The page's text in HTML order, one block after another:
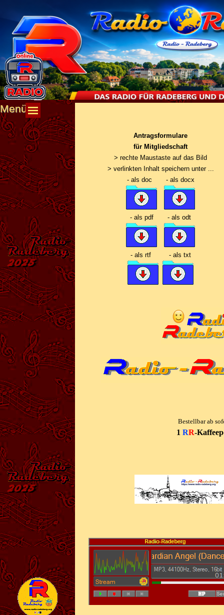
Menü Menü überspringen
Antragsformulare
für Mitgliedschaft
> rechte Maustaste auf das Bild
> verlinkten Inhalt speichern unter ...
-als doc -als docx
- als pdf - als odt
-als rtf -als txt
Bestellbar ab
1 RR-